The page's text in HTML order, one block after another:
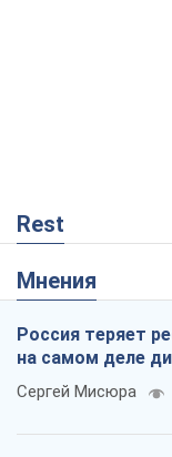
Rest
Мнения
Россия теряет
на самом деле
Сергей Мисюра